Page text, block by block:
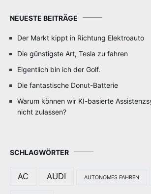
NEUESTE BEITRÄGE
Der Markt kippt in Richtung Elektroauto
Die günstigste Art, Tesla zu fahren
Eigentlich bin ich der Golf.
Die fantastische Donut-Batterie
Warum können wir KI-basierte
nicht zulassen?
SCHLAGWÖRTER
AC AUDI AUTONOMES FAHREN